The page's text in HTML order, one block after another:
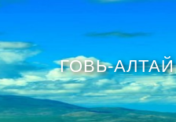
ГОВЬ-